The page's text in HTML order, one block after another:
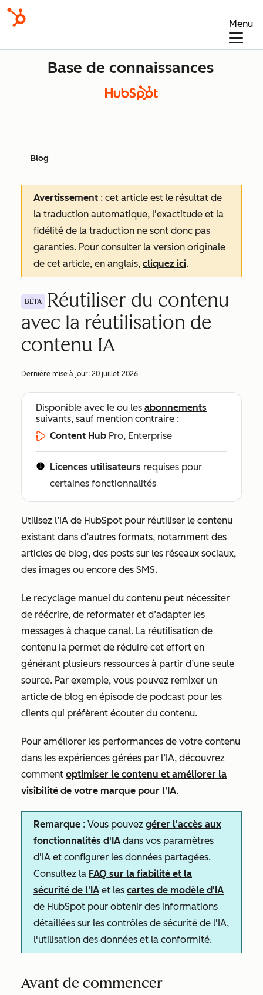
Menu
Base de connaissances
Blog
Avertissement : cet article est le résultat de
la traduction automatique, l'exactitude et la
fidélité de la traduction ne sont donc pas
garanties. Pour consulter la version originale
de cet article, en anglais, cliquez ici.
BÊTA
Réutiliser du contenu
avec la réutilisation de
contenu IA
Dernière mise à jour: 20 juillet 2026
Disponible avec le ou les abonnements
suivants, sauf mention contraire :
Content Hub Pro, Enterprise
Licences utilisateurs requises pour
certaines fonctionnalités
Utilisez l’IA de HubSpot pour réutiliser le contenu
existant dans d’autres formats, notamment des
articles de blog, des posts sur les réseaux sociaux,
des images ou encore des SMS.
Le recyclage manuel du contenu peut nécessiter
de réécrire, de reformater et d’adapter les
messages à chaque canal. La réutilisation de
contenu ia permet de réduire cet effort en
générant plusieurs ressources à partir d’une seule
source. Par exemple, vous pouvez remixer un
article de blog en épisode de podcast pour les
clients qui préfèrent écouter du contenu.
Pour améliorer les performances de votre contenu
dans les expériences gérées par l’IA, découvrez
comment optimiser le contenu et améliorer la
visibilité de votre marque pour l’IA.
Remarque : Vous pouvez gérer l'accès aux
fonctionnalités d'IA dans vos paramètres
d'IA et configurer les données partagées.
Consultez la FAQ sur la fiabilité et la
sécurité de l'IA et les cartes de modèle d'IA
de HubSpot pour obtenir des informations
détaillées sur les contrôles de sécurité de l'IA,
l'utilisation des données et la conformité.
Avant de commencer